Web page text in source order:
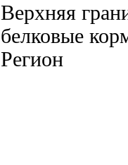
Верхняя
белковые
Регион